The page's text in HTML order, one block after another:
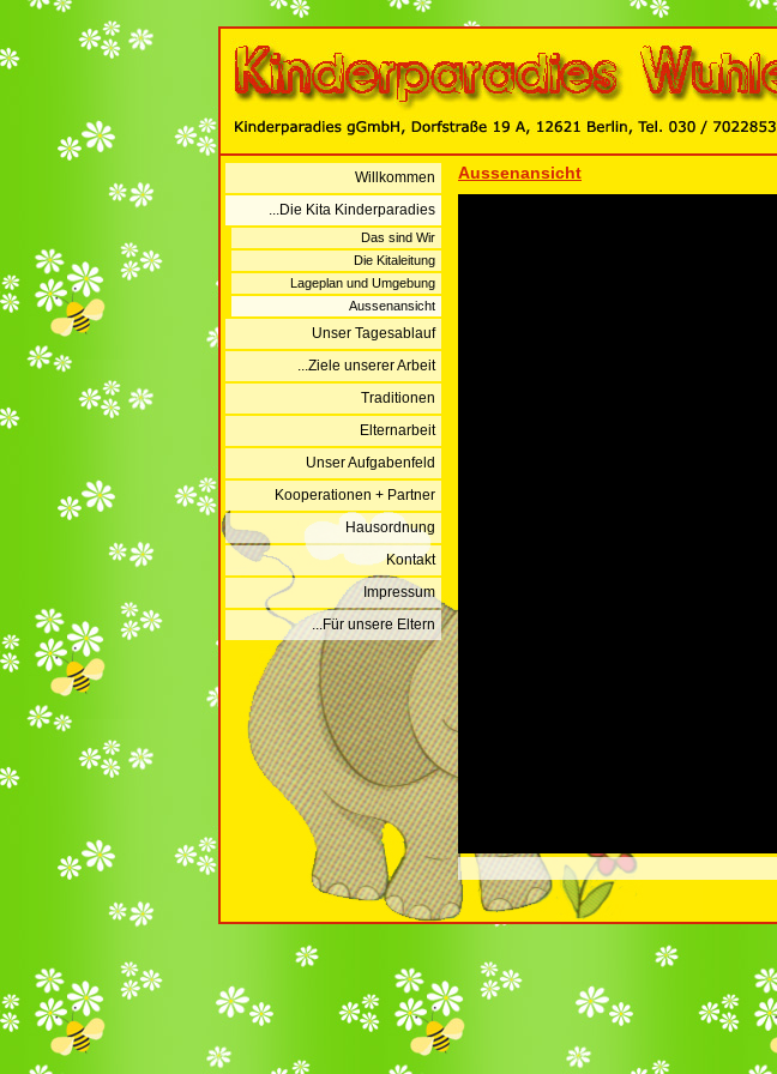
Willkommen
...Die Kita Kinderparadies
Das sind Wir
Die Kitaleitung
Lageplan und Umgebung
Aussenansicht
Unser Tagesablauf
...Ziele unserer Arbeit
Traditionen
Elternarbeit
Unser Aufgabenfeld
Kooperationen + Partner
Hausordnung
Kontakt
Impressum
...Für unsere Eltern
Aussenansicht